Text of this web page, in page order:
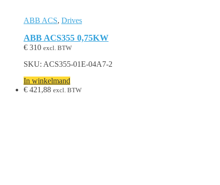
ABB ACS, Drives
ABB ACS355 0,75KW
€ 310 excl. BTW
SKU: ACS355-01E-04A7-2
In winkelmand
€ 421,88 excl. BTW